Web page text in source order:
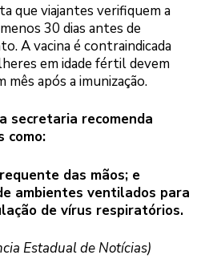
que viajantes verifiquem a
30 dias antes de
A vacina é contraindicada
em idade fértil devem
após a imunização.
secretaria recomenda
como:
das mãos; e
ambientes ventilados para
de vírus respiratórios.
Estadual de Notícias)